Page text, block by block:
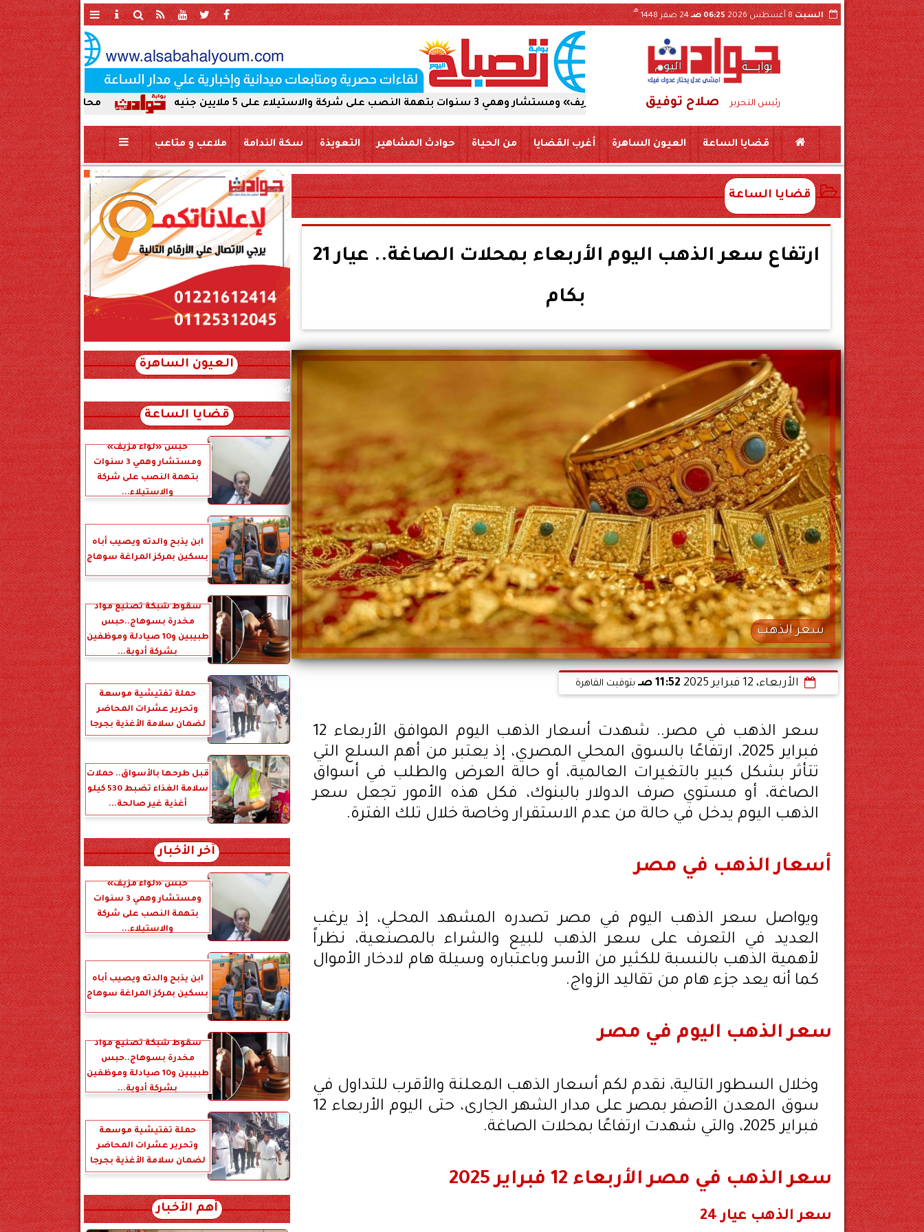
السبت8 أغسطس 2026 06:25 صـ 24 صفر 1448
هـ
رئيس التحرير صلاح توفيق محافظ سوهاج يحيل واقعة ردم نهر حبس «لواء مزيف» ومستشار وهمي 3 سنوات بتهمة النصب على شركة والاستيلاء على 5 ملايين جنيه بمركز المراغة سوهاج
قضايا الساعة العيون الساهرة أغرب القضايا من الحياة حوادث المشاهير التعويذة سكة الندامة ملاعب و متاعب
قضايا الساعة
ارتفاع سعر الذهب اليوم الأربعاء بمحلات الصاغة.. عيار 21
بكام
سعر الذهب
الأربعاء، 12 فبراير 2025 11:52 صـ بتوقيت القاهرة
سعر الذهب في مصر.. شهدت أسعار الذهب اليوم الموافق الأربعاء 12
فبراير 2025، ارتفاعًا بالسوق المحلي المصري، إذ يعتبر من أهم السلع التي
تتأثر بشكل كبير بالتغيرات العالمية، أو حالة العرض والطلب في أسواق
الصاغة، أو مستوي صرف الدولار بالبنوك، فكل هذه الأمور تجعل سعر
الذهب اليوم يدخل في حالة من عدم الاستقرار وخاصة خلال تلك الفترة.
أسعار الذهب في مصر
ويواصل سعر الذهب اليوم في مصر تصدره المشهد المحلي، إذ يرغب
العديد في التعرف على سعر الذهب للبيع والشراء بالمصنعية، نظراً
لأهمية الذهب بالنسبة للكثير من الأسر وباعتباره وسيلة هام لادخار الأموال
كما أنه يعد جزء هام من تقاليد الزواج.
سعر الذهب اليوم في مصر
وخلال السطور التالية، نقدم لكم أسعار الذهب المعلنة والأقرب للتداول في
سوق المعدن الأصفر بمصر على مدار الشهر الجارى، حتى اليوم الأربعاء 12
فبراير 2025، والتي شهدت ارتفاعًا بمحلات الصاغة.
سعر الذهب في مصر الأربعاء 12 فبراير 2025
سعر الذهب عيار 24
العيون الساهرة
xml_json/rss/~12.xml x0n not found
قضايا الساعة
حبس «لواء مزيف»
ومستشار وهمي 3 سنوات
بتهمة النصب على شركة
والاستيلاء...
ابن يذبح والدته ويصيب أباه
بسكين بمركز المراغة سوهاج
سقوط شبكة تصنيع مواد
مخدرة بسوهاج..حبس
طبيبين و10 صيادلة وموظفين
بشركة أدوية...
حملة تفتيشية موسعة
وتحرير عشرات المحاضر
لضمان سلامة الأغذية بجرجا
قبل طرحها بالأسواق.. حملات
سلامة الغذاء تضبط 530 كيلو
أغذية غير صالحة...
آخر الأخبار
حبس «لواء مزيف»
ومستشار وهمي 3 سنوات
بتهمة النصب على شركة
والاستيلاء...
ابن يذبح والدته ويصيب أباه
بسكين بمركز المراغة سوهاج
سقوط شبكة تصنيع مواد
مخدرة بسوهاج..حبس
طبيبين و10 صيادلة وموظفين
بشركة أدوية...
حملة تفتيشية موسعة
وتحرير عشرات المحاضر
لضمان سلامة الأغذية بجرجا
أهم الأخبار